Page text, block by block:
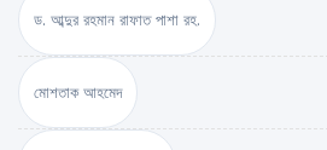
ড. আব্দুর রহমান রাফাত পাশা রহ.
মোশতাক আহমেদ